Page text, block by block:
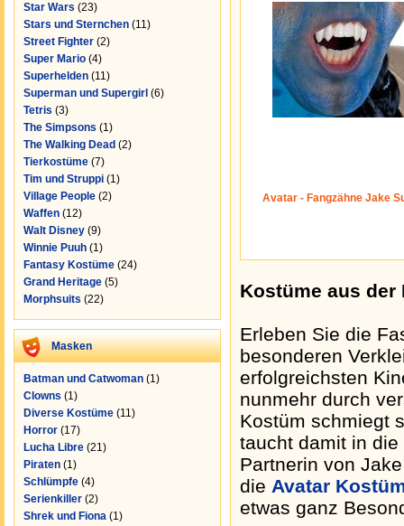
Star Wars (23)
Stars und Sternchen (11)
Street Fighter (2)
Super Mario (4)
Superhelden (11)
Superman und Supergirl (6)
Tetris (3)
The Simpsons (1)
The Walking Dead (2)
Tierkostüme (7)
Tim und Struppi (1)
Village People (2)
Waffen (12)
Walt Disney (9)
Winnie Puuh (1)
Fantasy Kostüme (24)
Grand Heritage (5)
Morphsuits (22)
Masken
Batman und Catwoman (1)
Clowns (1)
Diverse Kostüme (11)
Horror (17)
Lucha Libre (21)
Piraten (1)
Schlümpfe (4)
Serienkiller (2)
Shrek und Fiona (1)
Avatar - Fangzähne Jake
Kostüme aus
Erleben Sie die
besonderen
erfolgreichsten
nunmehr durch
Kostüm schmiegt
taucht damit in
Partnerin von
die Avatar
etwas ganz